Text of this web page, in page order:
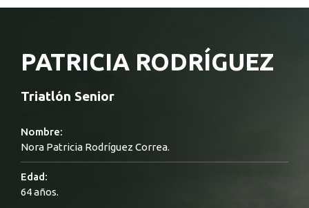
PATRICIA RODRÍGUEZ
Triatlón Senior
Nombre:
Nora Patricia Rodríguez Correa.
Edad:
64 años.